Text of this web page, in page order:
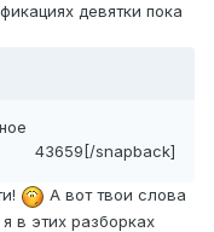
девятки пока
43659[/snapback]
А вот твои слова
в этих разборках